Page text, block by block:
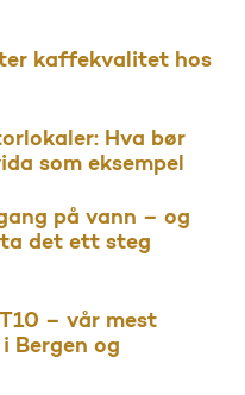
kaffekvalitet hos
Hva bør
som eksempel
på vann – og
det ett steg
– vår mest
Bergen og